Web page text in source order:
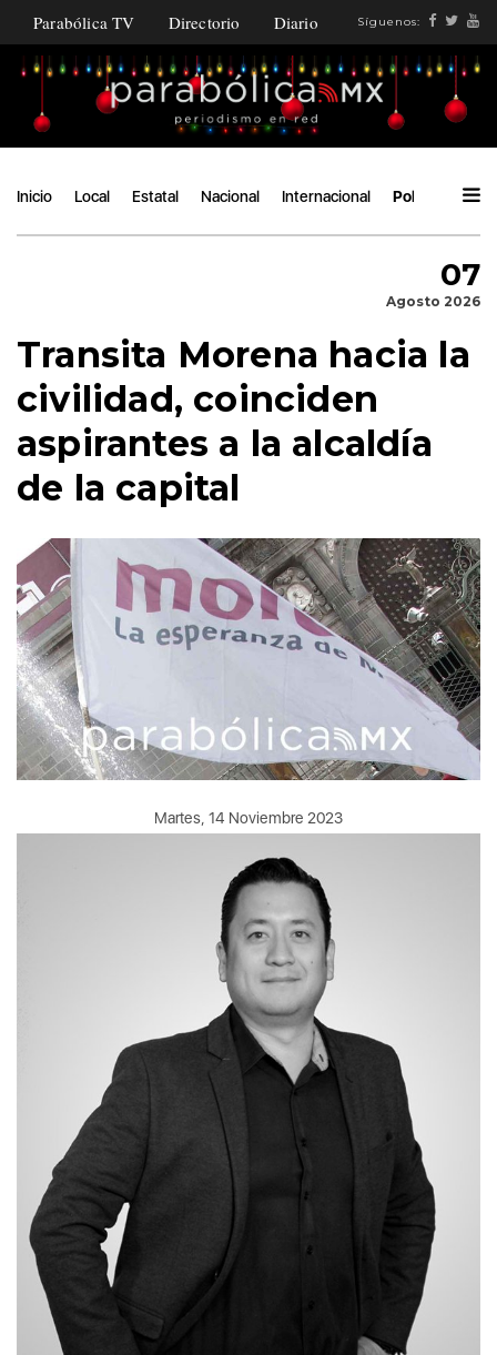
Parabólica TV Directorio Diario Síguenos:
Inicio Local Estatal Nacional Internacional Política
07
Agosto 2026
Transita Morena hacia la
civilidad, coinciden
aspirantes a la alcaldía
de la capital
Martes, 14 Noviembre 2023